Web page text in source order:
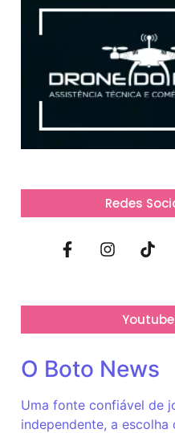
Redes
Youtube
O Boto News
Uma fonte confiável de
independente, a